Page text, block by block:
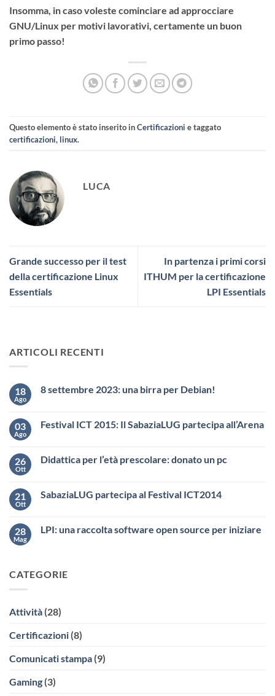
Insomma, in caso voleste cominciare ad approcciare
GNU/Linux per motivi lavorativi, certamente un buon
primo passo!
Questo elemento è stato inserito inCertificazioni e taggato
certificazioni, linux.
LUCA
Grande successo per il test
della certificazione Linux
Essentials
In partenza i primi corsi
ITHUM per la certificazione
LPI Essentials
ARTICOLI RECENTI
18
Ago
8 settembre 2023: una birra per Debian!
03
Ago
Festival ICT 2015: Il SabaziaLUG partecipa all’Arena
26
Ott
Didattica per l’età prescolare: donato un pc
21
Ott
SabaziaLUG partecipa al Festival ICT2014
28
Mag
LPI: una raccolta software open source per iniziare
CATEGORIE
Attività (28)
Certificazioni (8)
Comunicati stampa (9)
Gaming (3)